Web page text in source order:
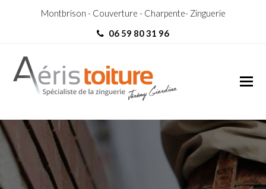
Montbrison - Couverture - Charpente- Zinguerie
06 59 80 31 96
Zingueur Vénissieux